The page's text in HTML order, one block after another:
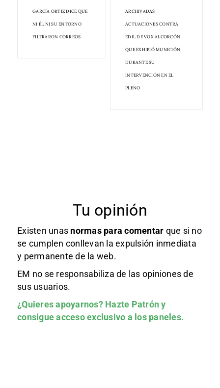
GARCÍA ORTIZ DICE QUE
NI ÉL NI SU ENTORNO
FILTRARON CORREOS
ARCHIVADAS
ACTUACIONES CONTRA
EDIL DE VOX ALCORCÓN
QUE EXHIBIÓ MUNICIÓN
DURANTE SU
INTERVENCIÓN EN EL
PLENO
Tu opinión
Existen unas normas para comentar que si no
se cumplen conllevan la expulsión inmediata
y permanente de la web.
EM no se responsabiliza de las opiniones de
sus usuarios.
¿Quieres apoyarnos? Hazte Patróny
consigue acceso exclusivo a los paneles.